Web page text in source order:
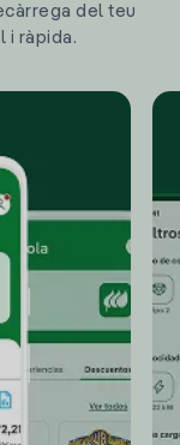
del teu
i ràpida.